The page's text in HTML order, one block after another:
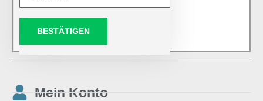
BESTÄTIGEN
Mein Konto